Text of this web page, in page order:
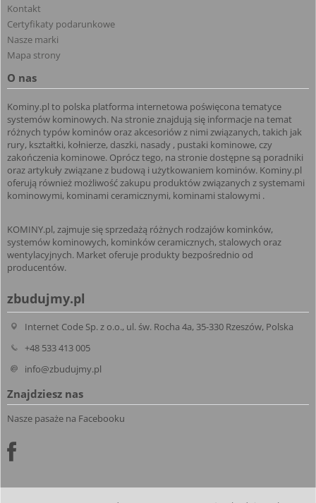
Kontakt
Certyfikaty podarunkowe
Nasze marki
Mapa strony
O nas
Kominy.pl to polska platforma internetowa poświęcona tematyce
systemów kominowych. Na stronie znajdują się informacje na temat
różnych typów kominów oraz akcesoriów z nimi związanych, takich jak
rury, kształtki, kołnierze, daszki, nasady , pustaki kominowe, czy
zakończenia kominowe. Oprócz tego, na stronie dostępne są poradniki
oraz artykuły związane z budową i użytkowaniem kominów. Kominy.pl
oferują również możliwość zakupu produktów związanych z systemami
kominowymi, kominami ceramicznymi, kominami stalowymi .
KOMINY.pl, zajmuje się sprzedażą różnych rodzajów kominków,
systemów kominowych, kominków ceramicznych, stalowych oraz
wentylacyjnych. Market oferuje produkty bezpośrednio od
producentów.
zbudujmy.pl
Internet Code Sp. z o.o., ul. św. Rocha 4a, 35-330 Rzeszów, Polska
+48 533 413 005
info@zbudujmy.pl
Znajdziesz nas
Nasze pasaże na Facebooku